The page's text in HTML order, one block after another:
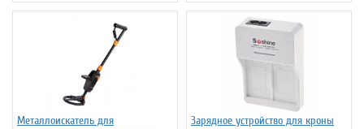
Металлоискатель для
Зарядное устройство для кроны